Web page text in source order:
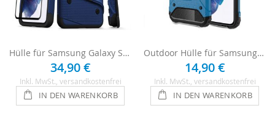
Hülle für Samsung Galaxy S21 Plus - Blau
34,90 €
Inkl. MwSt. , versandkostenfrei
IN DEN WARENKORB
Outdoor Hülle für Samsung Galaxy S21 Plus - Blau
14,90 €
Inkl. MwSt. , versandkostenfrei
IN DEN WARENKORB